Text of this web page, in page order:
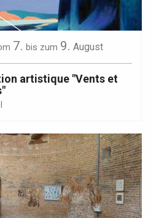
7. bis zum 9. August
artistique "Vents et